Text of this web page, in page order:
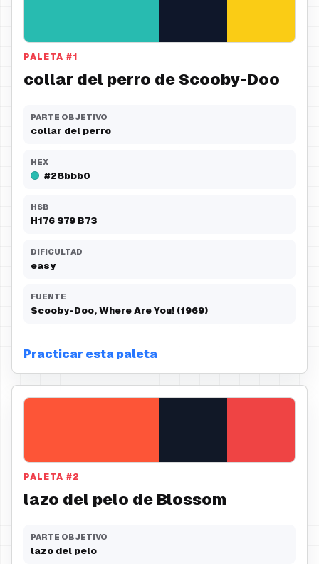
PALETA #1
collar del perro de Scooby-Doo
PARTE OBJETIVO
collar del perro
HEX
#28bbb0
HSB
H176 S79 B73
DIFICULTAD
easy
FUENTE
Scooby-Doo, Where Are You! (1969)
Practicar esta paleta
PALETA #2
lazo del pelo de Blossom
PARTE OBJETIVO
lazo del pelo